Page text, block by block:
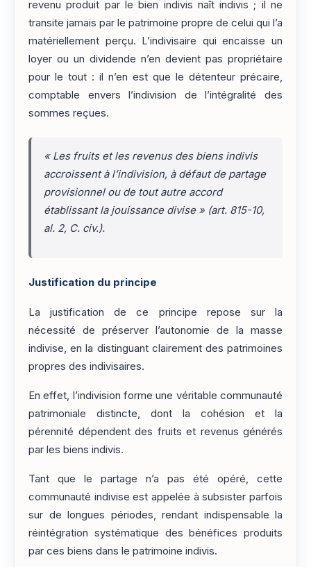
revenu produit par le bien indivis naît indivis ; il ne
transite jamais par le patrimoine propre de celui qui l’a
matériellement perçu. L’indivisaire qui encaisse un
loyer ou un dividende n’en devient pas propriétaire
pour le tout : il n’en est que le détenteur précaire,
comptable envers l’indivision de l’intégralité des
sommes reçues.
« Les fruits et les revenus des biens indivis
accroissent à l’indivision, à défaut de partage
provisionnel ou de tout autre accord
établissant la jouissance divise » (art. 815-10,
al. 2, C. civ.).
Justification du principe
La justification de ce principe repose sur la
nécessité de préserver l’autonomie de la masse
indivise, en la distinguant clairement des patrimoines
propres des indivisaires.
En effet, l’indivision forme une véritable communauté
patrimoniale distincte, dont la cohésion et la
pérennité dépendent des fruits et revenus générés
par les biens indivis.
Tant que le partage n’a pas été opéré, cette
communauté indivise est appelée à subsister parfois
sur de longues périodes, rendant indispensable la
réintégration systématique des bénéfices produits
par ces biens dans le patrimoine indivis.